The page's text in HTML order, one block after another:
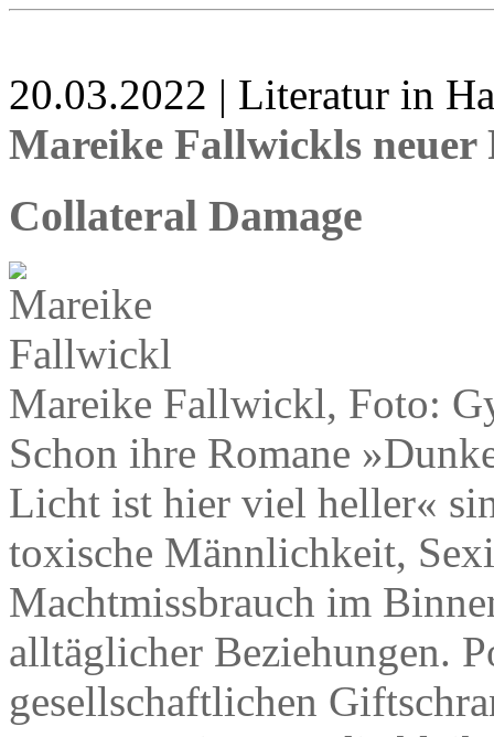
20.03.2022 | Literatur in
Mareike Fallwickls neuer
Collateral Damage
Mareike Fallwickl, Foto:
Schon ihre Romane
Licht ist hier viel heller«
toxische Männlichkeit,
Machtmissbrauch im
alltäglicher Beziehungen.
gesellschaftlichen